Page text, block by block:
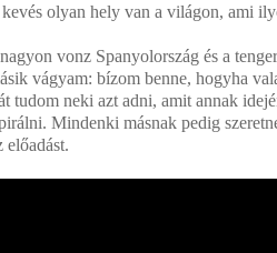
olyan hely van a világon, ami
vonz Spanyolország és a
vágyam: bízom benne, hogyha
tudom neki azt adni, amit annak
Mindenki másnak pedig
előadást.